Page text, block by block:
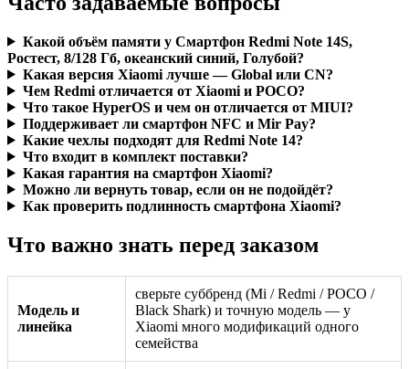
Какой объём памяти у Смартфон Redmi Note 14S,
Ростест, 8/128 Гб, океанский синий, Голубой?
Какая версия Xiaomi лучше — Global или CN?
Чем Redmi отличается от Xiaomi и POCO?
Что такое HyperOS и чем он отличается от MIUI?
Поддерживает ли смартфон NFC и Mir Pay?
Какие чехлы подходят для Redmi Note 14?
Что входит в комплект поставки?
Какая гарантия на смартфон Xiaomi?
Можно ли вернуть товар, если он не подойдёт?
Как проверить подлинность смартфона Xiaomi?
Что важно знать перед заказом
Модель и
линейка
сверьте суббренд (Mi / Redmi / POCO /
Black Shark) и точную модель — у
Xiaomi много модификаций одного
семейства